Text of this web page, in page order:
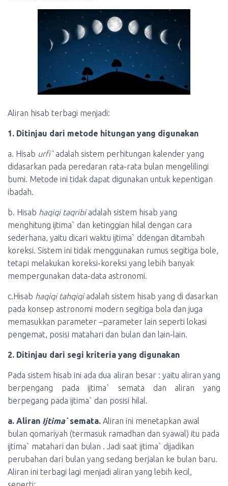
Aliran hisab terbagi menjadi:
1. Ditinjau dari metode hitungan yang digunakan
a. Hisab urfi`adalah sistem perhitungan kalender yang
didasarkan pada peredaran rata-rata bulan mengelilingi
bumi. Metode ini tidak dapat digunakan untuk kepentigan
ibadah.
b. Hisab haqiqi taqribiadalah sistem hisab yang
menghitung ijtima` dan ketinggian hilal dengan cara
sederhana, yaitu dicari waktu ijtima` ddengan ditambah
koreksi. Sistem ini tidak menggunakan rumus segitiga bole,
tetapi melakukan koreksi-koreksi yang lebih banyak
mempergunakan data-data astronomi.
c.Hisab haqiqi tahqiqiadalah sistem hisab yang di dasarkan
pada konsep astronomi modern segitiga bola dan juga
memasukkan parameter –parameter lain seperti lokasi
pengemat, posisi matahari dan bulan dan lain-lain.
2. Ditinjau dari segi kriteria yang digunakan
Pada sistem hisab ini ada dua aliran besar : yaitu aliran yang
berpengang pada ijtima` semata dan aliran yang
berpegang pada ijtima` dan posisi hilal.
a. Aliran Ijtima`semata. Aliran ini menetapkan awal
bulan qomariyah (termasuk ramadhan dan syawal) itu pada
ijtima` matahari dan bulan . Jadi saat ijtima` dijadikan
perubahan dari bulan yang sedang berjalan ke bulan baru.
Aliran ini terbagi lagi menjadi aliran yang lebih kecil,